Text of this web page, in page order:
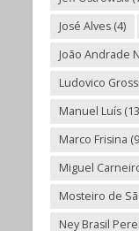
José Alves(4)
João Andrade
Ludovico
Manuel Luís
Marco Frisina
Miguel
Mosteiro de
Ney Brasil